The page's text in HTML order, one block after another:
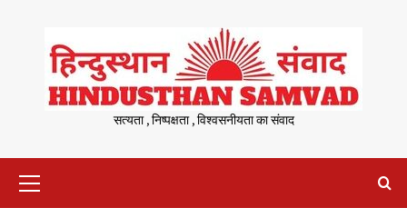
content
सत्यता , निष्पक्षता , विश्वसनीयता का संवाद
Menu